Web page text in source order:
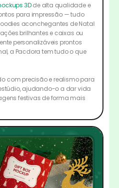
3Dde alta qualidade e
para impressão — tudo
aconchegantes de Natal
brilhantes e caixas ou
personalizáveis prontos
a Pacdora tem tudo o que
com precisão e realismo para
ajudando-o a dar vida
festivas de forma mais